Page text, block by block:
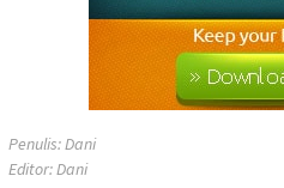
Penulis: Dani
Editor: Dani